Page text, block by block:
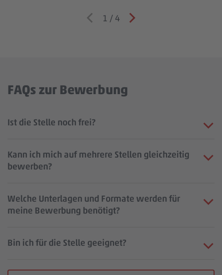
1 / 4
FAQs zur Bewerbung
Ist die Stelle noch frei?
Kann ich mich auf mehrere Stellen gleichzeitig
bewerben?
Welche Unterlagen und Formate werden für
meine Bewerbung benötigt?
Bin ich für die Stelle geeignet?